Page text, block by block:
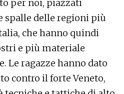
per noi, piazzati
spalle delle regioni più
che hanno quindi
e più materiale
Le ragazze hanno dato
contro il forte Veneto,